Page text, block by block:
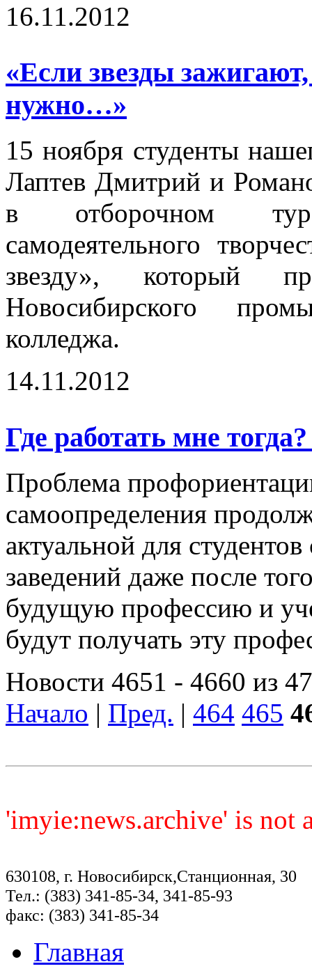
16.11.2012
«Если звезды
нужно…»
15 ноября студенты
Лаптев Дмитрий и
в отборочном
самодеятельного
звезду», который
Новосибирского
колледжа.
14.11.2012
Где работать мне
Проблема
самоопределения
актуальной для
заведений даже после
будущую профессию и
будут получать эту
Новости 4651 - 4660 из
Начало | Пред. | 464 465
'imyie:news.archive' is not
630108, г. Новосибирск,Станционная, 30
Тел.: (383) 341-85-34, 341-85-93
факс: (383) 341-85-34
Главная